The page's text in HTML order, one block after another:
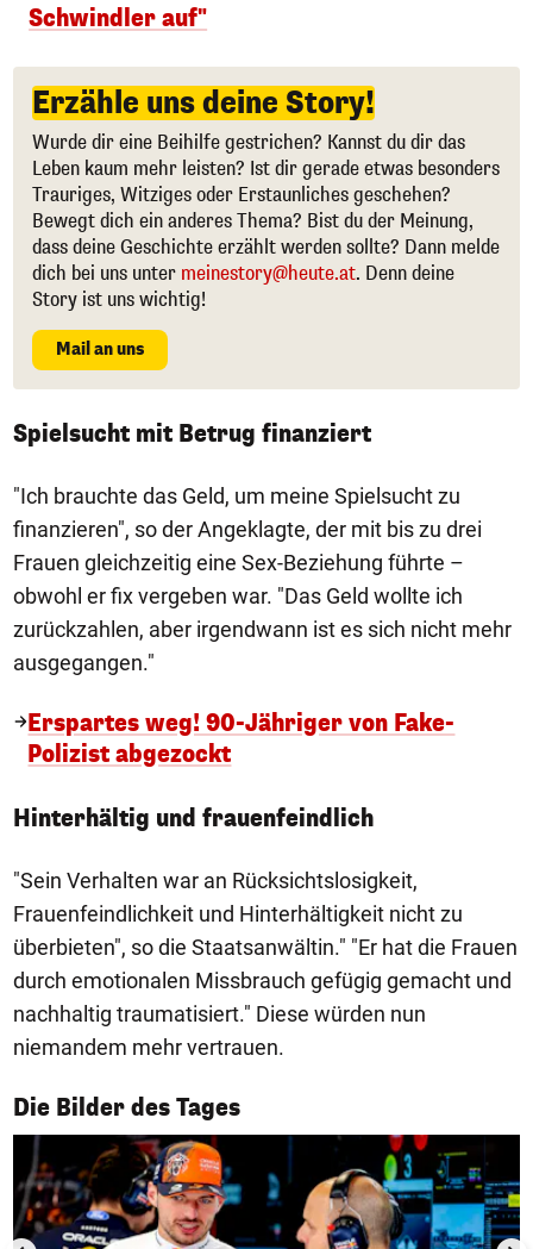
Schwindler auf"
Erzähle uns deine Story!
Wurde dir eine Beihilfe gestrichen? Kannst du dir das
Leben kaum mehr leisten? Ist dir gerade etwas besonders
Trauriges, Witziges oder Erstaunliches geschehen?
Bewegt dich ein anderes Thema? Bist du der Meinung,
dass deine Geschichte erzählt werden sollte? Dann melde
dich bei uns unter meinestory@heute.at. Denn deine
Story ist uns wichtig!
Mail an uns
Spielsucht mit Betrug finanziert
"Ich brauchte das Geld, um meine Spielsucht zu
finanzieren", so der Angeklagte, der mit bis zu drei
Frauen gleichzeitig eine Sex-Beziehung führte –
obwohl er fix vergeben war. "Das Geld wollte ich
zurückzahlen, aber irgendwann ist es sich nicht mehr
ausgegangen."
Erspartes weg! 90-Jähriger von Fake-
Polizist abgezockt
Hinterhältig und frauenfeindlich
"Sein Verhalten war an Rücksichtslosigkeit,
Frauenfeindlichkeit und Hinterhältigkeit nicht zu
überbieten", so die Staatsanwältin." "Er hat die Frauen
durch emotionalen Missbrauch gefügig gemacht und
nachhaltig traumatisiert." Diese würden nun
niemandem mehr vertrauen.
Die Bilder des Tages
1/50